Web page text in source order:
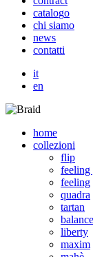
catalogo
chi siamo
news
contatti
it
en
home
collezioni
flip
feeling
feeling
quadra
tartan
balance
liberty
maxim